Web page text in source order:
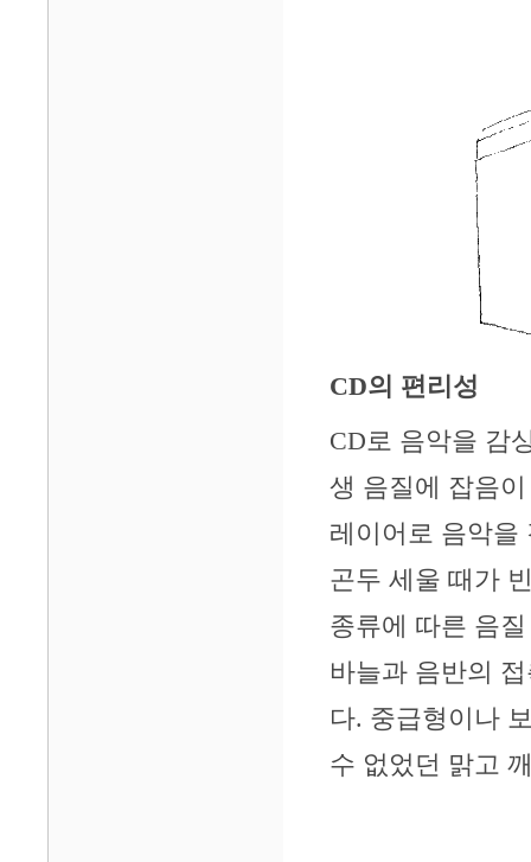
CD의 편리성
CD로 음악을 감
생 음질에 잡음
레이어로 음악을
곤두 세울 때가
종류에 따른 음
바늘과 음반의
다. 중급형이나
수 없었던 맑고